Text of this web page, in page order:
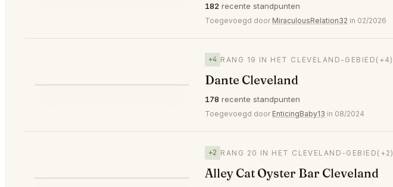
182 recente standpunten
Toegevoegd door MiraculousRelation32 in 02/2026
+4 RANG 19 IN HET CLEVELAND-GEBIED (+4)
Dante Cleveland
178 recente standpunten
Toegevoegd door EnticingBaby13 in 08/2024
+2 RANG 20 IN HET CLEVELAND-GEBIED (+2)
Alley Cat Oyster Bar Cleveland